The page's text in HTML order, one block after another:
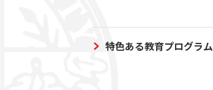
特色ある教育プログラム